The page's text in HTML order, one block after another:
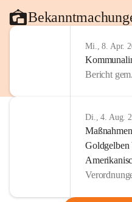
Mi., 8. Apr.
Bericht
Di., 4. Aug.
Goldgelben